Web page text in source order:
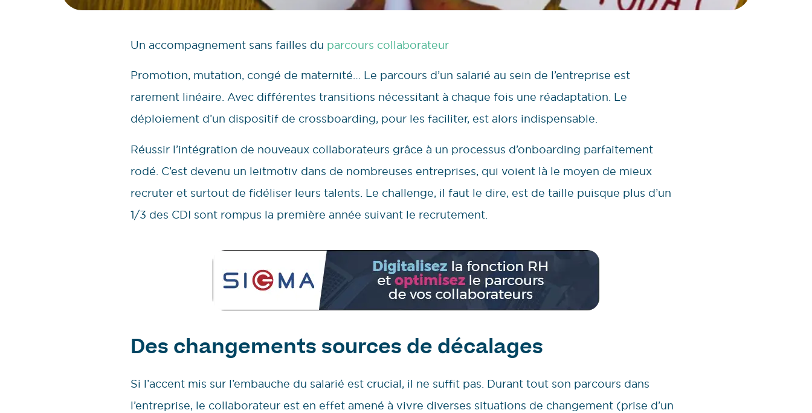
Un accompagnement sans failles du parcours collaborateur
Promotion, mutation, congé de maternité… Le parcours d’un salarié au sein de l’entreprise est
rarement linéaire. Avec différentes transitions nécessitant à chaque fois une réadaptation. Le
déploiement d’un dispositif de crossboarding, pour les faciliter, est alors indispensable.
Réussir l’intégration de nouveaux collaborateurs grâce à un processus d’onboarding parfaitement
rodé. C’est devenu un leitmotiv dans de nombreuses entreprises, qui voient là le moyen de mieux
recruter et surtout de fidéliser leurs talents. Le challenge, il faut le dire, est de taille puisque plus d’un
1/3 des CDI sont rompus la première année suivant le recrutement.
Des changements sources de décalages
Si l’accent mis sur l’embauche du salarié est crucial, il ne suffit pas. Durant tout son parcours dans
l’entreprise, le collaborateur est en effet amené à vivre diverses situations de changement (prise d’un